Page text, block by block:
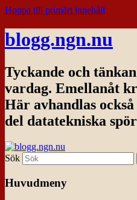
Hoppa till primärt innehåll
blogg.ngn.nu
Tyckande och
vardag. Emellanåt
Här avhandlas
del datatekniska
Sök
Huvudmeny